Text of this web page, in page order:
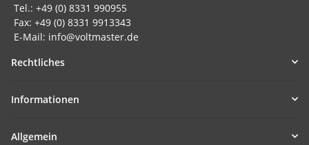
Tel.: +49 (0) 8331 990955
Fax: +49 (0) 8331 9913343
E-Mail: info@voltmaster.de
Rechtliches
Informationen
Allgemein